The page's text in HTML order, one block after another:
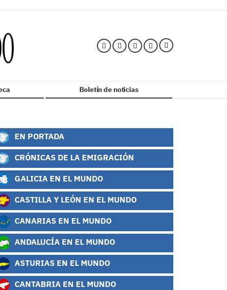
Boletín de noticias
EN PORTADA
CRÓNICAS DE LA EMIGRACIÓN
GALICIA EN EL MUNDO
CASTILLA Y LEÓN EN EL MUNDO
CANARIAS EN EL MUNDO
ANDALUCÍA EN EL MUNDO
ASTURIAS EN EL MUNDO
CANTABRIA EN EL MUNDO